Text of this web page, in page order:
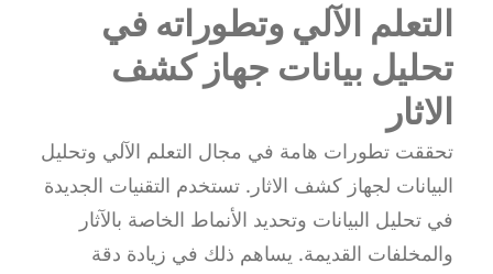
التعلم الآلي وتطوراته في
تحليل بيانات جهاز كشف
الاثار
تحققت تطورات هامة في مجال التعلم الآلي وتحليل
البيانات لجهاز كشف الاثار. تستخدم التقنيات الجديدة
في تحليل البيانات وتحديد الأنماط الخاصة بالآثار
والمخلفات القديمة. يساهم ذلك في زيادة دقة